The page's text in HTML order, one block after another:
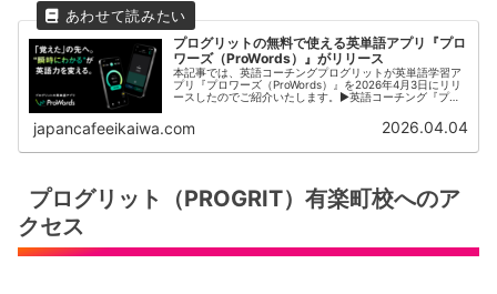
プログリットの無料で使える英単語アプリ『プロ
ワーズ（ProWords）』がリリース
本記事では、英語コーチングプログリットが英単語学習ア
プリ『プロワーズ（ProWords）』を2026年4月3日にリリ
ースしたのでご紹介いたします。▶︎英語コーチング『プロ
japancafeeikaiwa.com 2026.04.04
プログリット（PROGRIT）有楽町校へのア
クセス